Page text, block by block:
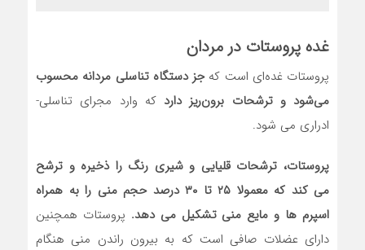
غده پروستات در مردان
پروستات غده‌ای است کهجز دستگاه تناسلی مردانه محسوب
می‌شود و ترشحات برون‌ریز دارد که وارد مجرای تناسلی-
ادراری می‌ شود.
پروستات، ترشحات قلیایی و شیری رنگ را ذخیره و ترشح
می کند که معمولا ۲۵ تا ۳۰ درصد حجم منی را به همراه
اسپرم ها و مایع منی‌ تشکیل می ‌دهد. پروستات همچنین
دارای عضلات صافی است که به بیرون راندن منی هنگام